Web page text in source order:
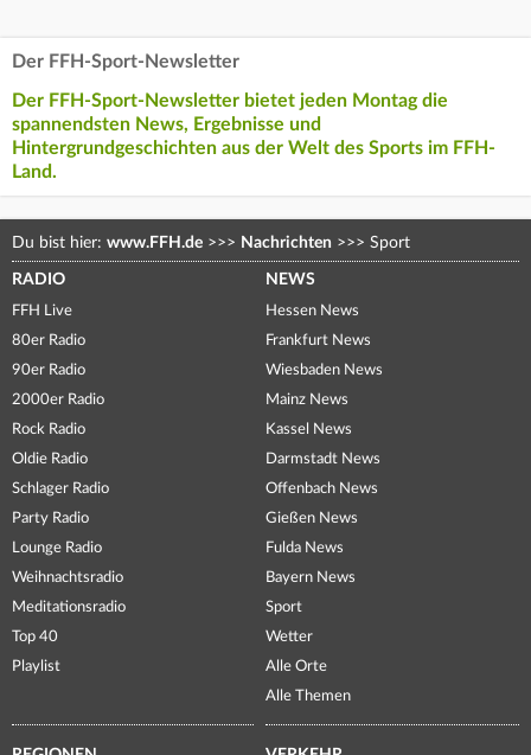
Der FFH-Sport-Newsletter
Der FFH-Sport-Newsletter bietet jeden Montag die
spannendsten News, Ergebnisse und
Hintergrundgeschichten aus der Welt des Sports im FFH-
Land.
Du bist hier: www.FFH.de >>> Nachrichten >>> Sport
RADIO
FFH Live
80er Radio
90er Radio
2000er Radio
Rock Radio
Oldie Radio
Schlager Radio
Party Radio
Lounge Radio
Weihnachtsradio
Meditationsradio
Top 40
Playlist
NEWS
Hessen News
Frankfurt News
Wiesbaden News
Mainz News
Kassel News
Darmstadt News
Offenbach News
Gießen News
Fulda News
Bayern News
Sport
Wetter
Alle Orte
Alle Themen